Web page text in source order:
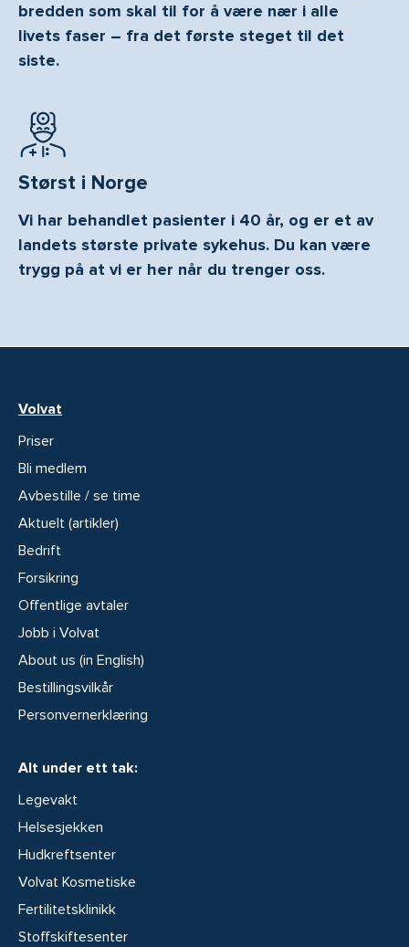
bredden som skal til for å være nær i alle
livets faser – fra det første steget til det
siste.
Størst i Norge
Vi har behandlet pasienter i 40 år, og er et av
landets største private sykehus. Du kan være
trygg på at vi er her når du trenger oss.
Volvat
Priser
Bli medlem
Avbestille / se time
Aktuelt (artikler)
Bedrift
Forsikring
Offentlige avtaler
Jobb i Volvat
About us (in English)
Bestillingsvilkår
Personvernerklæring
Alt under ett tak:
Legevakt
Helsesjekken
Hudkreftsenter
Volvat Kosmetiske
Fertilitetsklinikk
Stoffskiftesenter